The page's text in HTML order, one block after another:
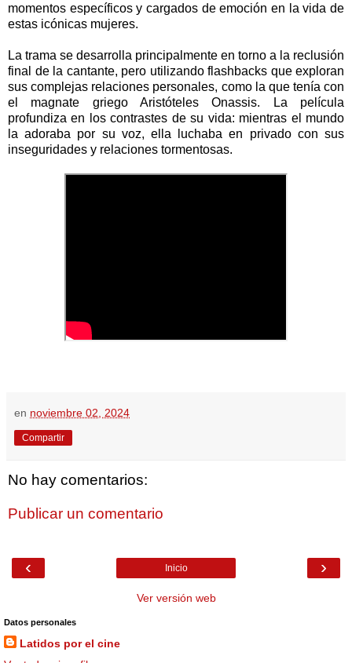
momentos específicos y cargados de emoción en la vida de
estas icónicas mujeres.
La trama se desarrolla principalmente en torno a la reclusión
final de la cantante, pero utilizando flashbacks que exploran
sus complejas relaciones personales, como la que tenía con
el magnate griego Aristóteles Onassis. La película
profundiza en los contrastes de su vida: mientras el mundo
la adoraba por su voz, ella luchaba en privado con sus
inseguridades y relaciones tormentosas.
en noviembre 02, 2024
Compartir
No hay comentarios:
Publicar un comentario
‹ ›
Inicio
Ver versión web
Datos personales
Latidos por el cine